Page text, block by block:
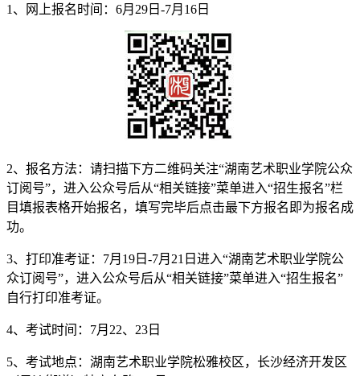
1、网上报名时间：6月29日-7月16日
2、报名方法：请扫描下方二维码关注“湖南艺术职业学院公众
订阅号”，进入公众号后从“相关链接”菜单进入“招生报名”栏
目填报表格开始报名，填写完毕后点击最下方报名即为报名成
功。
3、打印准考证：7月19日-7月21日进入“湖南艺术职业学院公
众订阅号”，进入公众号后从“相关链接”菜单进入“招生报名”
自行打印准考证。
4、考试时间：7月22、23日
5、考试地点：湖南艺术职业学院松雅校区，长沙经济开发区